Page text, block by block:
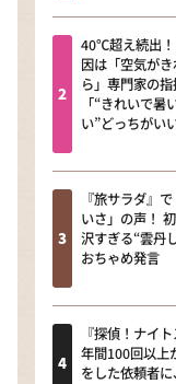
40℃超え続出
因は「空気が
ら」専門家の
「“きれいで暑
い”どっちがい
『旅サラダ』
いさ」の声！
沢すぎる“雲丹
おちゃめ発言
『探偵！ナイ
年間100回以上
をした依頼者